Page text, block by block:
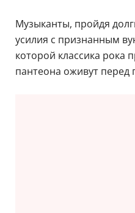
Музыканты, пройдя
усилия с признанным
которой классика рока
пантеона оживут перед